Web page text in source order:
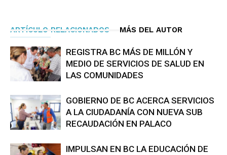
ARTÍCULO RELACIONADOS MÁS DEL AUTOR
REGISTRA BC MÁS DE MILLÓN Y
MEDIO DE SERVICIOS DE SALUD EN
LAS COMUNIDADES
GOBIERNO DE BC ACERCA SERVICIOS
A LA CIUDADANÍA CON NUEVA SUB
RECAUDACIÓN EN PALACO
IMPULSAN EN BC LA EDUCACIÓN DE